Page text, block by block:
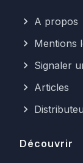
A propos
Mentions
Signaler
Articles
Découvrir